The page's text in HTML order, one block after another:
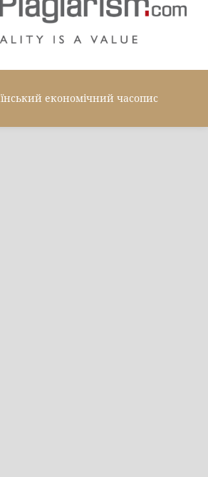
економічний часопис